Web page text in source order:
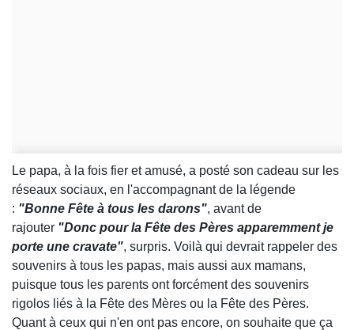
Le papa, à la fois fier et amusé, a posté son cadeau sur les
réseaux sociaux, en l'accompagnant de la légende
: "Bonne Fête à tous les darons", avant de
rajouter "Donc pour la Fête des Pères apparemment je
porte une cravate", surpris. Voilà qui devrait rappeler des
souvenirs à tous les papas, mais aussi aux mamans,
puisque tous les parents ont forcément des souvenirs
rigolos liés à la Fête des Mères ou la Fête des Pères.
Quant à ceux qui n'en ont pas encore, on souhaite que ça